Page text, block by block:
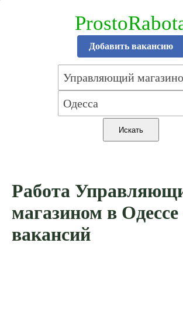
Добавить вакансию
Работа
магазином в Одессе
вакансий